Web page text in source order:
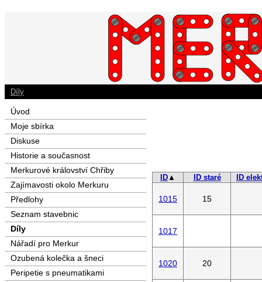
Díly
Úvod
Moje sbírka
Diskuse
Historie a současnost
Merkurové království Chřiby
Zajímavosti okolo Merkuru
Předlohy
Seznam stavebnic
Díly
Nářadí pro Merkur
Ozubená kolečka a šneci
Peripetie s pneumatikami
ID ▲ ID staré ID
1015 15
1017
1020 20